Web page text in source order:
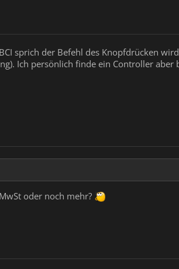
sprich der Befehl des Knopfdrücken
Ich persönlich finde ein Controller
oder noch mehr?